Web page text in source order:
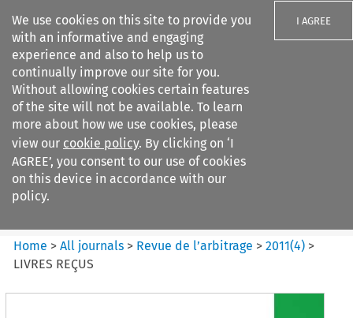
We use cookies on this site to provide you
with an informative and engaging
experience and also to help us to
continually improve our site for you.
Without allowing cookies certain features
of the site will not be available. To learn
more about how we use cookies, please
view our cookie policy. By clicking on ‘I
AGREE’, you consent to our use of cookies
on this device in accordance with our
policy.
I AGREE
Search filters
Revue de
l%E2%80%99arbitrage
Home >All journals > Revue de l’arbitrage >2011(4) >
LIVRES REÇUS